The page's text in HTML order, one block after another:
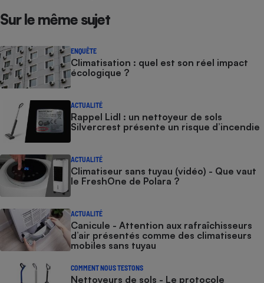
Sur le même sujet
ENQUÊTE
Climatisation : quel est son réel impact
écologique ?
ACTUALITÉ
Rappel Lidl : un nettoyeur de sols
Silvercrest présente un risque d’incendie
ACTUALITÉ
Climatiseur sans tuyau (vidéo) - Que vaut
le FreshOne de Polara ?
ACTUALITÉ
Canicule - Attention aux rafraîchisseurs
d’air présentés comme des climatiseurs
mobiles sans tuyau
COMMENT NOUS TESTONS
Nettoyeurs de sols - Le protocole